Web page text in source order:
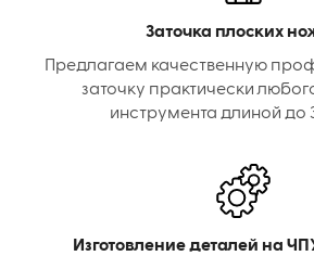
Заточка плоских
Предлагаем качественную
заточку практически
инструмента длиной до
Изготовление деталей на